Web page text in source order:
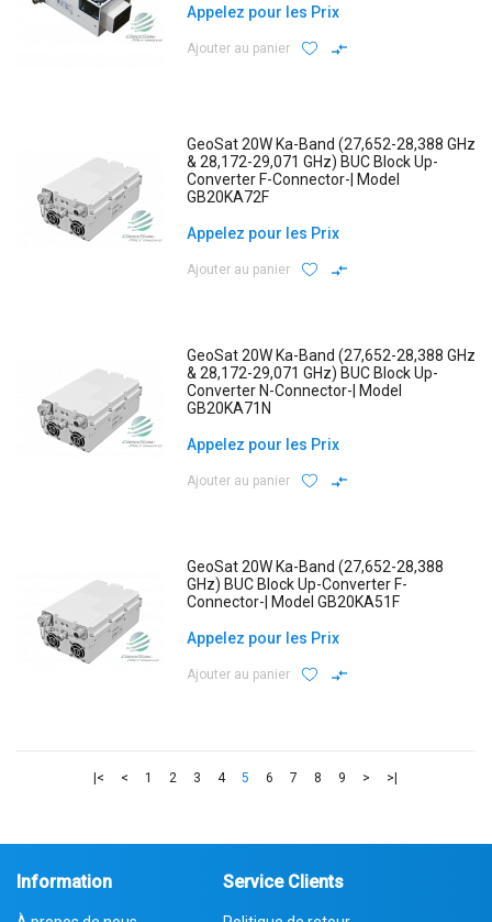
Appelez pour les Prix
Ajouter au panier
GeoSat 20W Ka-Band (27,652-28,388 GHz
& 28,172-29,071 GHz) BUC Block Up-
Converter F-Connector-| Model
GB20KA72F
Appelez pour les Prix
Ajouter au panier
GeoSat 20W Ka-Band (27,652-28,388 GHz
& 28,172-29,071 GHz) BUC Block Up-
Converter N-Connector-| Model
GB20KA71N
Appelez pour les Prix
Ajouter au panier
GeoSat 20W Ka-Band (27,652-28,388
GHz) BUC Block Up-Converter F-
Connector-| Model GB20KA51F
Appelez pour les Prix
Ajouter au panier
|< < 1 2 3 4 5 6 7 8 9 > >|
Information Service Clients